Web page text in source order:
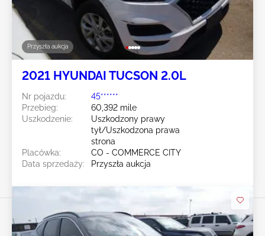
Przyszła aukcja
2021 HYUNDAI TUCSON 2.0L
Nr pojazdu:
45******
Przebieg:
60,392 mile
Uszkodzenie:
Uszkodzony prawy
tył/Uszkodzona prawa
strona
Placówka:
CO - COMMERCE CITY
Data sprzedaży:
Przyszła aukcja